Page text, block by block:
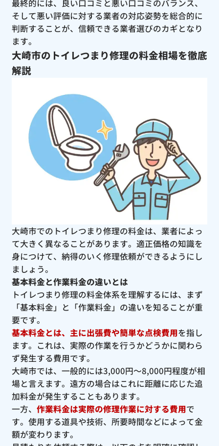
最終的には、良い口コミと悪い口コミのバランス、
そして悪い評価に対する業者の対応姿勢を総合的に
判断することが、信頼できる業者選びのカギとなり
ます。
大崎市のトイレつまり修理の料金相場を徹底
解説
大崎市でのトイレつまり修理の料金は、業者によっ
て大きく異なることがあります。適正価格の知識を
身につけて、納得のいく修理依頼ができるようにし
ましょう。
基本料金と作業料金の違いとは
トイレつまり修理の料金体系を理解するには、まず
「基本料金」と「作業料金」の違いを知ることが重
要です。
基本料金とは、主に出張費や簡単な点検費用を指し
ます。これは、実際の作業を行うかどうかに関わら
ず発生する費用です。
大崎市では、一般的には3,000円〜8,000円程度が相
場と言えます。遠方の場合はこれに距離に応じた追
加料金が発生することもあります。
一方、 作業料金は実際の修理作業に対する費用で
す。使用する道具や技術、所要時間などによって金
額が変わります。